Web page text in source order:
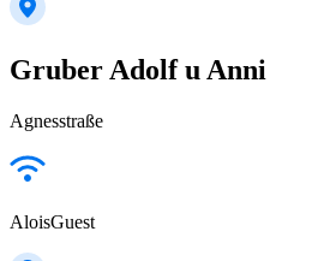
Gruber Adolf u Anni
Agnesstraße
AloisGuest